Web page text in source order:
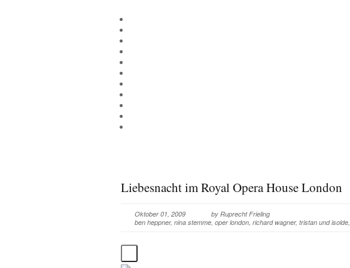
Liebesnacht im Royal Opera House London
Oktober 01, 2009 by Ruprecht Frieling
ben heppner, nina stemme, oper london, richard wagner, tristan und isolde,